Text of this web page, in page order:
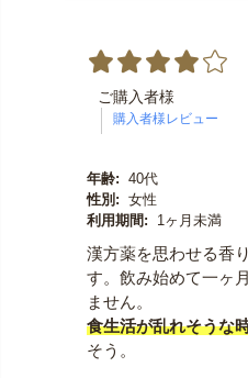
ご購入者様
年齢: 40代
性別: 女性
利用期間:
1ヶ月未満
漢方薬を思わせる香
す。飲み始めて一ヶ
ません。
食生活が乱れそうな
そう。